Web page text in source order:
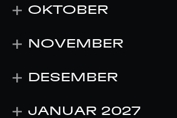
OKTOBER
NOVEMBER
DESEMBER
JANUAR 2027